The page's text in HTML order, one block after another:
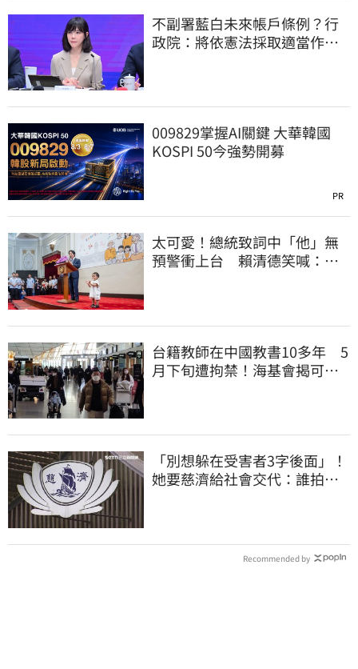
不副署藍白未來帳戶條例？行
政院：將依憲法採取適當作
009829掌握AI關鍵 大華韓國
KOSPI 50今強勢開募
PR
太可愛！總統致詞中「他」無
預警衝上台 賴清德笑喊：卸
台籍教師在中國教書10多年 5
月下旬遭拘禁！海基會揭可能
「別想躲在受害者3字後面」！
她要慈濟給社會交代：誰拍板
Recommended by